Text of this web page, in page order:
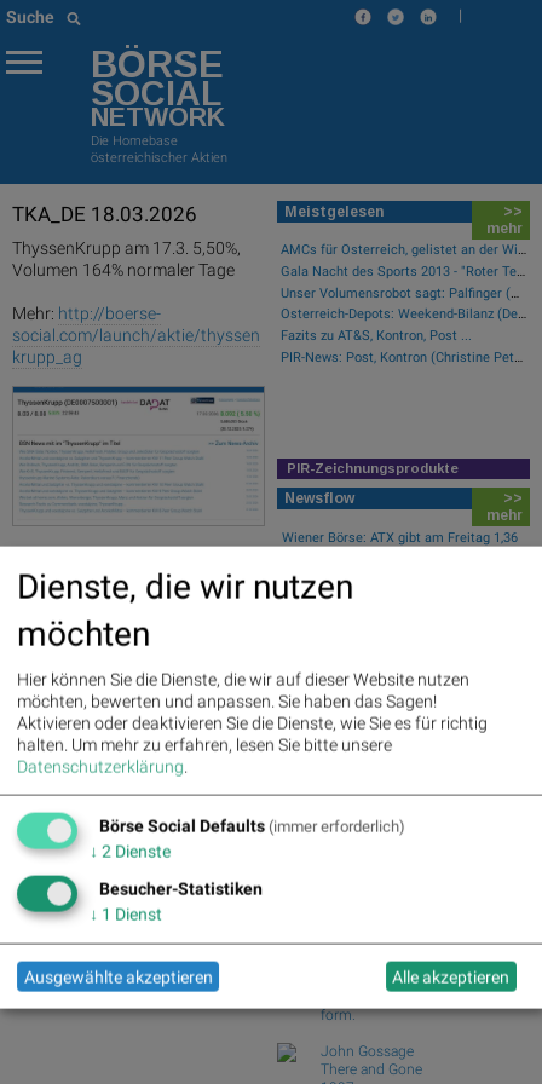
Suche |
BÖRSE
SOCIAL
NETWORK
Die Homebase
österreichischer Aktien
TKA_DE 18.03.2026
ThyssenKrupp am 17.3. 5,50%,
Volumen 164% normaler Tage
Mehr: http://boerse-
social.com/launch/aktie/thyssen
krupp_ag
Solar, Nordex, ThyssenKrupp,
HelloFresh, Polytec Group und
JinkoSolar für Gesprächsstoff
sorgten
Palfinger : 1.32%» Details
voestalpine : 0.23%» Details
CA Immo : 0.21%» Details
Uniqa : 0.05%» Details
DO&CO : 0.00%» Details
Erste Group : -1.19%» Details
Bawag : -1.34%» Details
Strabag : -1.56%» Details
AT&S : -2.23%» Details
Österreichische Post : -4.48% »
Details
Meistgelesen
>>
mehr
AMCs für Österreich, gelistet an der Wiener Börse
Gala Nacht des Sports 2013 - "Roter Teppich"
Unser Volumensrobot sagt: Palfinger (#gabb Radar)
Österreich-Depots: Weekend-Bilanz (Depot Kommentar)
Fazits zu AT&S, Kontron, Post ...
PIR-News: Post, Kontron (Christine Petzwinkler)
PIR-Zeichnungsprodukte
Newsflow
>>
mehr
Wiener Börse: ATX gibt am Freitag 1,36
Wiener Börse Nebenwerte-Blick:
Wie Österreichische Post, AT&S,
Wienerberger, Pal...
Wiener Börse Party #1216: ATX
schwächer, Bajaj Mo...
Dimitri Bogachuk
form.
John Gossage
There and Gone
Dienste, die wir nutzen
möchten
Hier können Sie die Dienste, die wir auf dieser Website nutzen
möchten, bewerten und anpassen. Sie haben das Sagen!
Aktivieren oder deaktivieren Sie die Dienste, wie Sie es für richtig
halten. Um mehr zu erfahren, lesen Sie bitte unsere
Datenschutzerklärung.
Börse Social Defaults (immer erforderlich)
↓ 2 Dienste
Besucher-Statistiken
↓ 1 Dienst
Ausgewählte akzeptieren Alle akzeptieren